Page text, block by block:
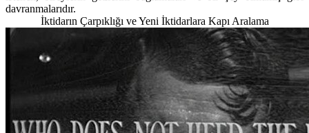
davranmalarıdır.
İktidarın Çarpıklığı ve Yeni İktidarlara Kapı Aralama